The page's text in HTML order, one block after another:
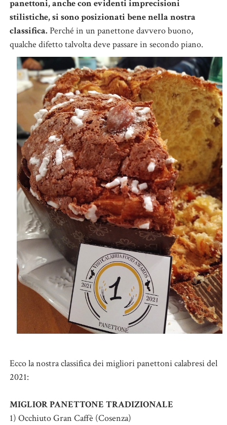
panettoni, anche con evidenti imprecisioni
stilistiche, si sono posizionati bene nella nostra
classifica. Perché in un panettone davvero buono,
qualche difetto talvolta deve passare in secondo piano.
Ecco la nostra classifica dei migliori panettoni calabresi del
2021:
MIGLIOR PANETTONE TRADIZIONALE
1) Occhiuto Gran Caffè (Cosenza)